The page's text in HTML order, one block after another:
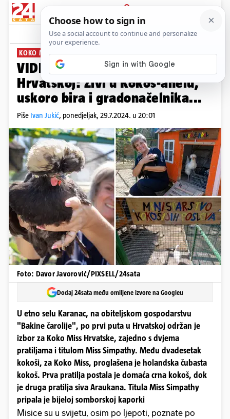
PRIJAVA
News Komentari
KOKO MISS HRVATSKE PLUS+
VIDEO Ovo je najljepša kokoš u
Hrvatskoj: Živi u Kokoš-anelu,
uskoro bira i gradonačelnika...
Piše Ivan Jukić, ponedjeljak, 29.7.2024. u 20:01
Foto: Davor Javorović/PIXSELL/24sata
Dodaj 24sata među omiljene izvore na Googleu
U etno selu Karanac, na obiteljskom gospodarstvu
"Bakine čarolije", po prvi puta u Hrvatskoj održan je
izbor za Koko Miss Hrvatske, zajedno s dvjema
pratiljama i titulom Miss Simpathy. Među dvadesetak
kokoši, za Koko Miss, proglašena je holandska čubasta
kokoš. Prva pratilja postala je domaća crna kokoš, dok
je druga pratilja siva Araukana. Titula Miss Simpathy
pripala je bijeloj somborskoj kaporki
Misice su u svijetu, osim po ljepoti, poznate po